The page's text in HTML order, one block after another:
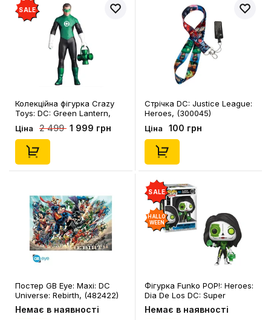
SALE
Колекційна фігурка Crazy
Toys: DC: Green Lantern,
(44350)
Ціна 2 499 1 999 грн
Стрічка DC: Justice League:
Heroes, (300045)
Ціна 100 грн
Постер GB Eye: Maxi: DC
Universe: Rebirth, (482422)
Немає в наявності
SALE
HALLO
WEEN
Фігурка Funko POP!: Heroes:
Dia De Los DC: Super
Heroes: Green Lantern
(Jessica Cruz), (57415)
Немає в наявності